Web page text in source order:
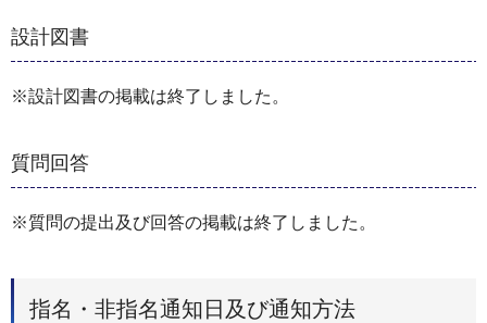
設計図書
※設計図書の掲載は終了しました。
質問回答
※質問の提出及び回答の掲載は終了しました。
指名・非指名通知日及び通知方法